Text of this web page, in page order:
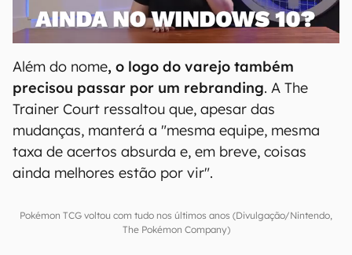
Além do nome, o logo do varejo também
precisou passar por um rebranding. A The
Trainer Court ressaltou que, apesar das
mudanças, manterá a "mesma equipe, mesma
taxa de acertos absurda e, em breve, coisas
ainda melhores estão por vir".
Pokémon TCG voltou com tudo nos últimos anos (Divulgação/Nintendo,
The Pokémon Company)